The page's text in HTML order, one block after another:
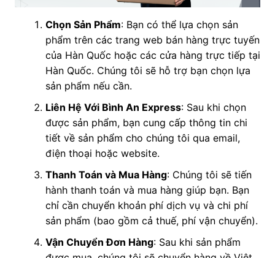
Chọn Sản Phẩm: Bạn có thể lựa chọn sản
phẩm trên các trang web bán hàng trực tuyến
của Hàn Quốc hoặc các cửa hàng trực tiếp tại
Hàn Quốc. Chúng tôi sẽ hỗ trợ bạn chọn lựa
sản phẩm nếu cần.
Liên Hệ Với Bình An Express: Sau khi chọn
được sản phẩm, bạn cung cấp thông tin chi
tiết về sản phẩm cho chúng tôi qua email,
điện thoại hoặc website.
Thanh Toán và Mua Hàng: Chúng tôi sẽ tiến
hành thanh toán và mua hàng giúp bạn. Bạn
chỉ cần chuyển khoản phí dịch vụ và chi phí
sản phẩm (bao gồm cả thuế, phí vận chuyển).
Vận Chuyển Đơn Hàng: Sau khi sản phẩm